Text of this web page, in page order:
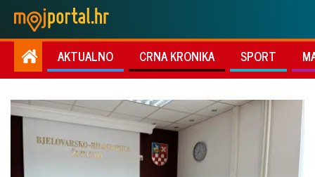
AKTUALNO CRNA KRONIKA SPORT